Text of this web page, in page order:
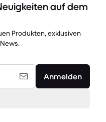
auf dem
Produkten, exklusiven
Anmelden